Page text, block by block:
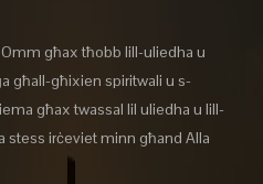
għax tħobb lill-uliedha u
għall-għixien spiritwali u s-
għax twassal lil uliedha u lill-
irċeviet minn għand Alla